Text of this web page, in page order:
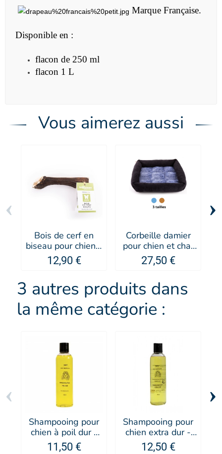
Marque Française.
Disponible en :
flacon de 250 ml
flacon 1 L
Vous aimerez aussi
Bois de cerf en
biseau pour chien -
MARTIN SELLIER
12,90 €
Corbeille damier
pour chien et chat
Doudouzen -
MARTIN SELLIER
27,50 €
‹ ›
3 autres produits dans
la même catégorie :
Shampooing pour
chien à poil dur -
PUPPY
11,50 €
Shampooing pour
chien extra dur -
PUPPY
12,50 €
‹ ›